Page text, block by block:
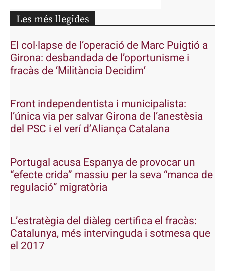
Les més llegides
El col·lapse de l’operació de Marc Puigtió a
Girona: desbandada de l’oportunisme i
fracàs de ‘Militància Decidim’
Front independentista i municipalista:
l’única via per salvar Girona de l’anestèsia
del PSC i el verí d’Aliança Catalana
Portugal acusa Espanya de provocar un
“efecte crida” massiu per la seva “manca de
regulació” migratòria
L’estratègia del diàleg certifica el fracàs:
Catalunya, més intervinguda i sotmesa que
el 2017